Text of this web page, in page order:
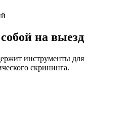
на выезд
инструменты для
скрининга.